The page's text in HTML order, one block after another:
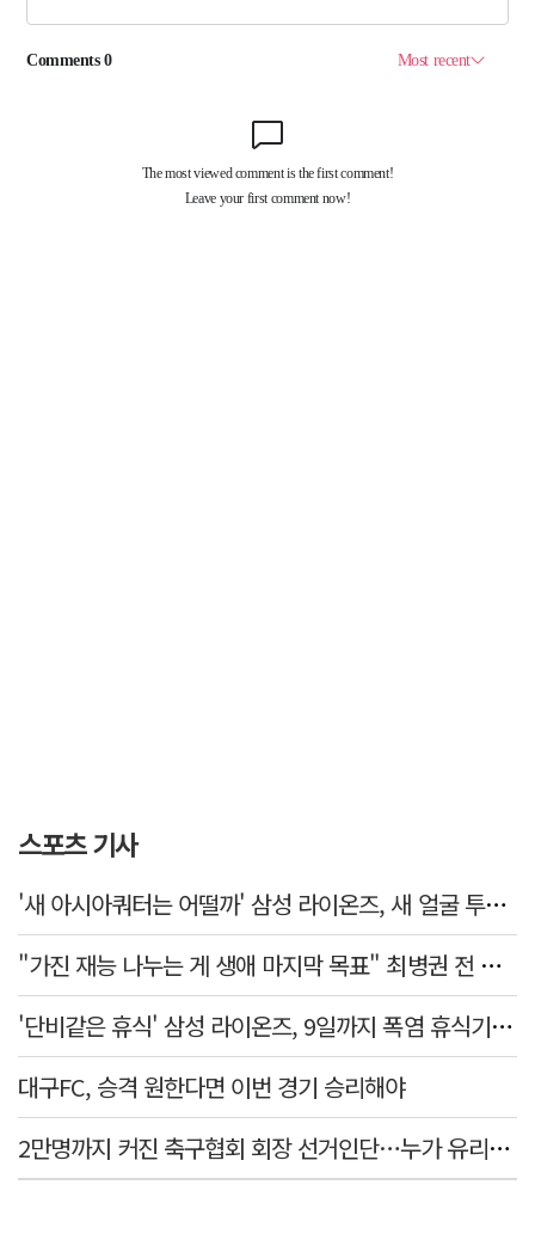
스포츠 기사
'새 아시아쿼터는 어떨까' 삼성 라이온즈, 새 얼굴 투수 미야모리 영입
"가진 재능 나누는 게 생애 마지막 목표" 최병권 전 대구체고 복싱 감독
'단비같은 휴식' 삼성 라이온즈, 9일까지 폭염 휴식기에 재정비
대구FC, 승격 원한다면 이번 경기 승리해야
2만명까지 커진 축구협회 회장 선거인단…누가 유리할까